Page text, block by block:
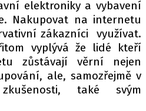
s.r.o., IČ: 118 23 054
elektroniky a vybavení
Nakupovat na internetu
zákazníci využívat.
vyplývá že lidé kteří
zůstávají věrní nejen
ale, samozřejmě v
také svým